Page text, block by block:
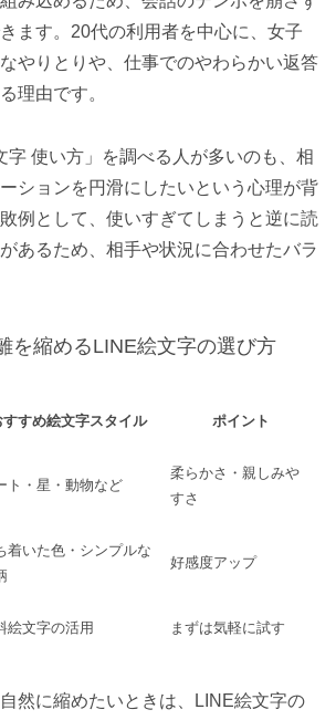
ます。20代の利用者を中心に、女子
やりとりや、仕事でのやわらかい返答
理由です。
字 使い方」を調べる人が多いのも、相
ションを円滑にしたいという心理が背
例として、使いすぎてしまうと逆に読
あるため、相手や状況に合わせたバラ
を縮めるLINE絵文字の選び方
すすめ絵文字スタイル ポイント
ト・星・動物など
柔らかさ・親しみや
すさ
着いた色・シンプルな
好感度アップ
絵文字の活用 まずは気軽に試す
然に縮めたいときは、LINE絵文字の